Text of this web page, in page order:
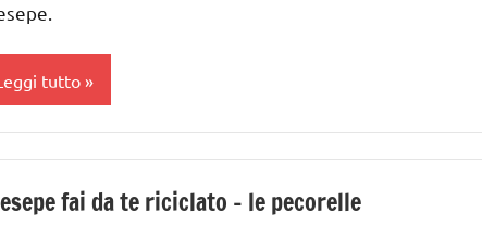
GLI
tutto
fai da te riciclato – le pecorelle